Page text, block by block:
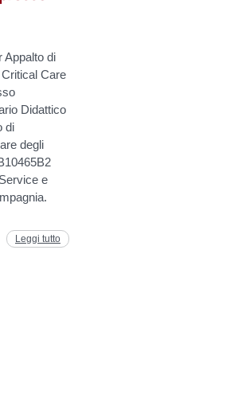
Appalto di
Care
Didattico
di
degli
e
Leggi tutto